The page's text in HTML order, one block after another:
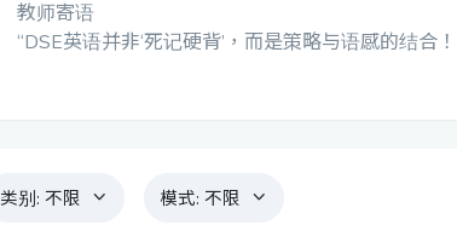
教师寄语
“DSE英语并非‘死记硬背’，而是策略与语感的结
类别: 不限 模式: 不限